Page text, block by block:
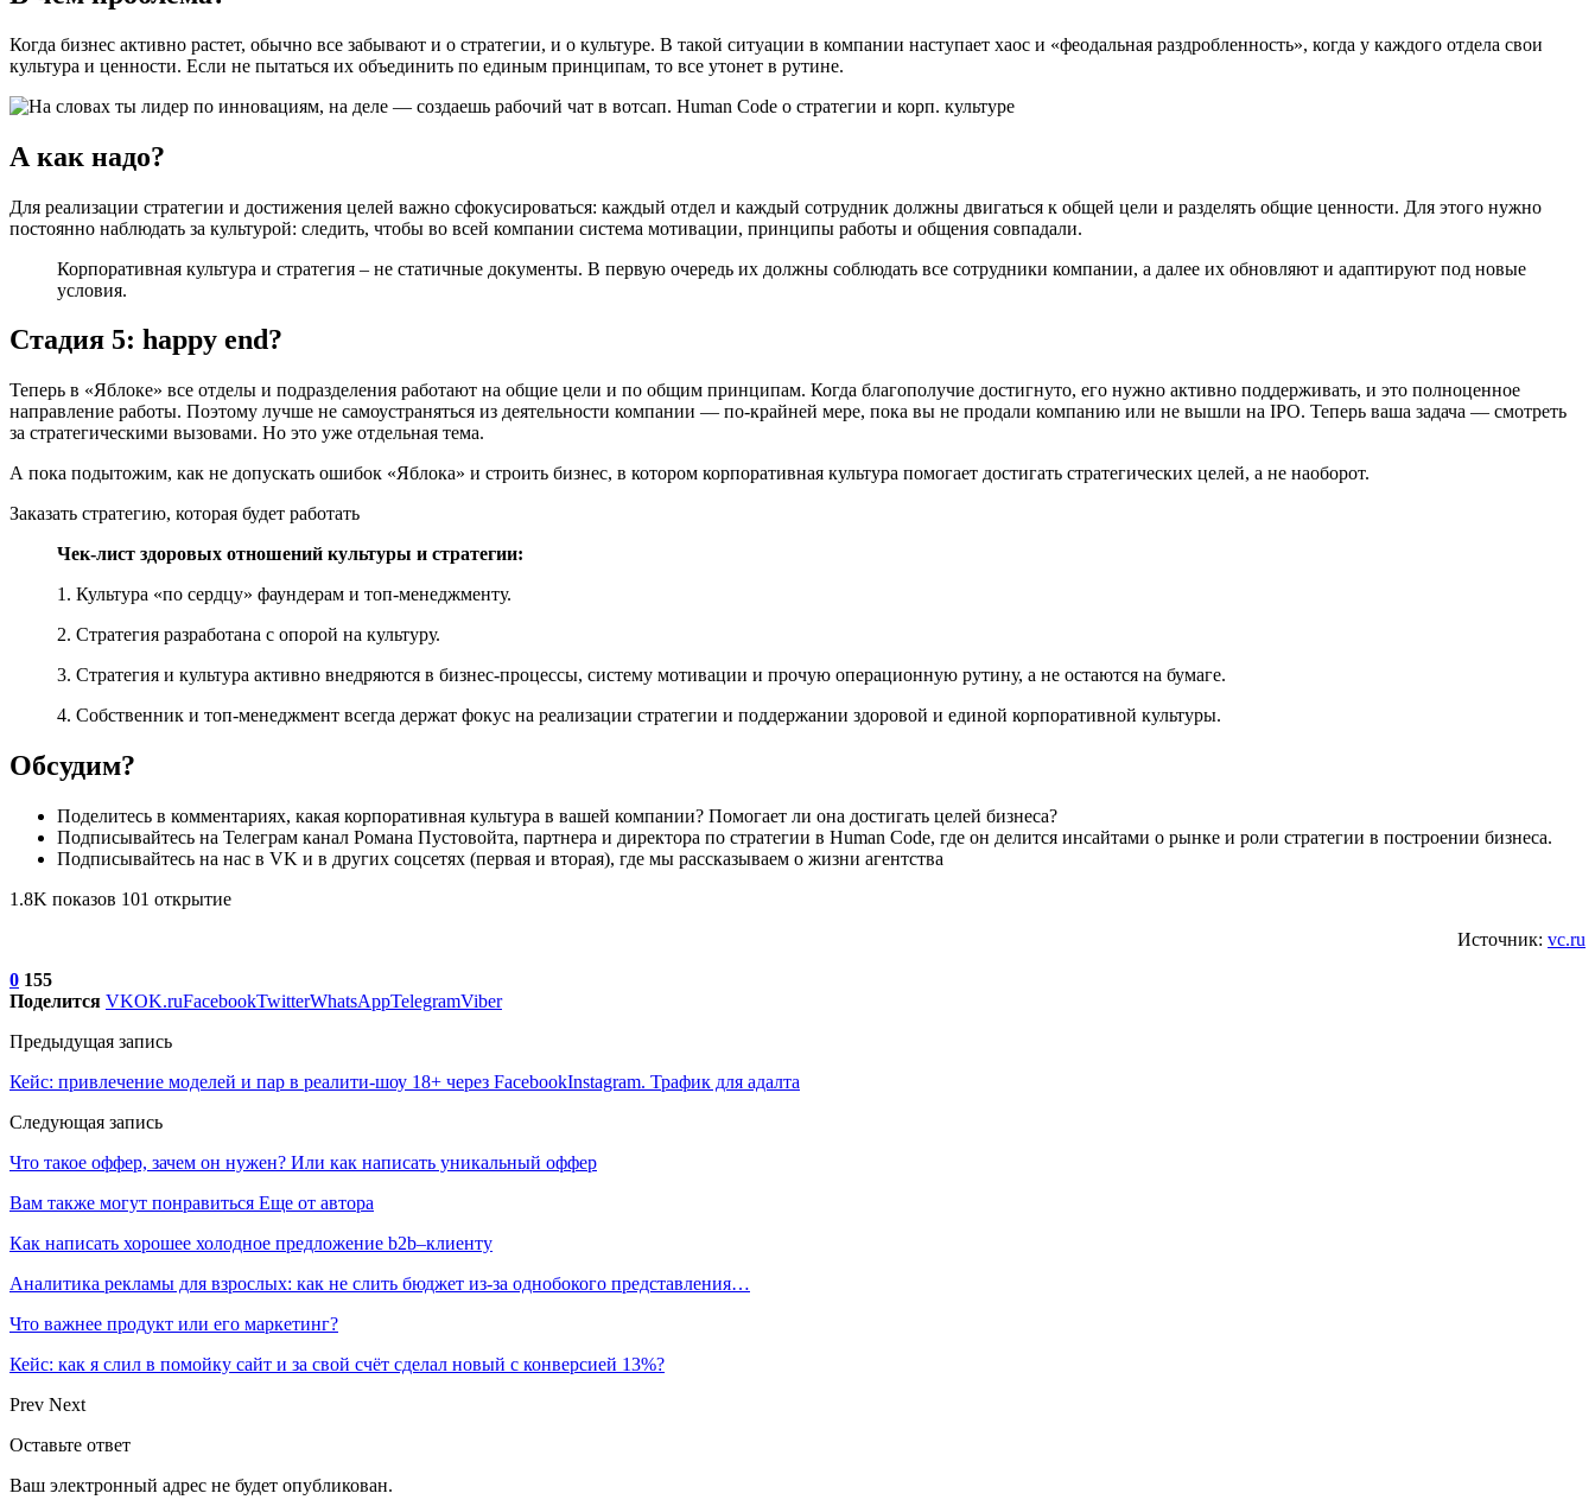
Когда бизнес активно растет, обычно все забывают и о стратегии, и о культуре. В такой ситуации в компании наступает хаос и «‎феодальная раздробленность», когда у каждого отдела свои
культура и ценности. Если не пытаться их объединить по единым принципам, то все утонет в рутине.
А как надо?
Для реализации стратегии и достижения целей важно сфокусироваться: каждый отдел и каждый сотрудник должны двигаться к общей цели и разделять общие ценности. Для этого нужно
постоянно наблюдать за культурой: следить, чтобы во всей компании система мотивации, принципы работы и общения совпадали.
Корпоративная культура и стратегия – не статичные документы. В первую очередь их должны соблюдать все сотрудники компании, а далее их обновляют и адаптируют под новые
условия.
Стадия 5: happy end?
Теперь в «‎Яблоке» все отделы и подразделения работают на общие цели и по общим принципам. Когда благополучие достигнуто, его нужно активно поддерживать, и это полноценное
направление работы. Поэтому лучше не самоустраняться из деятельности компании — по-крайней мере, пока вы не продали компанию или не вышли на IPO. Теперь ваша задача — смотреть
за стратегическими вызовами. Но это уже отдельная тема.
А пока подытожим, как не допускать ошибок «‎Яблока» и строить бизнес, в котором корпоративная культура помогает достигать стратегических целей, а не наоборот.
Заказать стратегию, которая будет работать
Чек-лист здоровых отношений культуры и стратегии:
1. Культура «‎по сердцу» фаундерам и топ-менеджменту.
2. Стратегия разработана с опорой на культуру.
3. Стратегия и культура активно внедряются в бизнес-процессы, систему мотивации и прочую операционную рутину, а не остаются на бумаге.
4. Собственник и топ-менеджмент всегда держат фокус на реализации стратегии и поддержании здоровой и единой корпоративной культуры.
Обсудим?
Поделитесь в комментариях, какая корпоративная культура в вашей компании? Помогает ли она достигать целей бизнеса?
Подписывайтесь на Телеграм канал Романа Пустовойта, партнера и директора по стратегии в Human Code, где он делится инсайтами о рынке и роли стратегии в построении бизнеса.
Подписывайтесь на нас в VK и в других соцсетях (первая и вторая), где мы рассказываем о жизни агентства
1.8K показов 101 открытие
Источник: vc.ru
0 155
Поделится VKOK.ruFacebookTwitterWhatsAppTelegramViber
Предыдущая запись
Кейс: привлечение моделей и пар в реалити-шоу 18+ через FacebookInstagram. Трафик для адалта
Следующая запись
Что такое оффер, зачем он нужен? Или как написать уникальный оффер
Вам также могут понравиться Еще от автора
Как написать хорошее холодное предложение b2b–клиенту
Аналитика рекламы для взрослых: как не слить бюджет из-за однобокого представления…
Что важнее продукт или его маркетинг?
Кейс: как я слил в помойку сайт и за свой счёт сделал новый с конверсией 13%?
Prev Next
Оставьте ответ
Ваш электронный адрес не будет опубликован.